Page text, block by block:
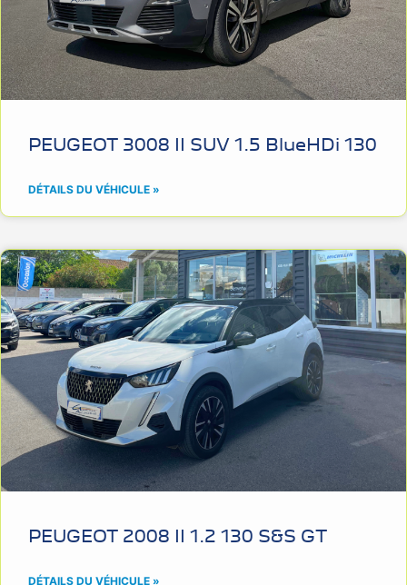
PEUGEOT 3008 II SUV 1.5 BlueHDi 130
DÉTAILS DU VÉHICULE »
PEUGEOT 2008 II 1.2 130 S&S GT
DÉTAILS DU VÉHICULE »